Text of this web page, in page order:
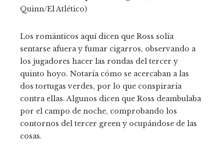
Quinn/El Atlético)
Los románticos aquí dicen que Ross solía
sentarse afuera y fumar cigarros, observando a
los jugadores hacer las rondas del tercer y
quinto hoyo. Notaría cómo se acercaban a las
dos tortugas verdes, por lo que conspiraría
contra ellas. Algunos dicen que Ross deambulaba
por el campo de noche, comprobando los
contornos del tercer green y ocupándose de las
cosas.